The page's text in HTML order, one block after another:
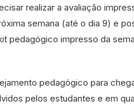
realizar a avaliação
semana (até o dia 9) e
pedagógico impresso da
pedagógico para
pelos estudantes e em